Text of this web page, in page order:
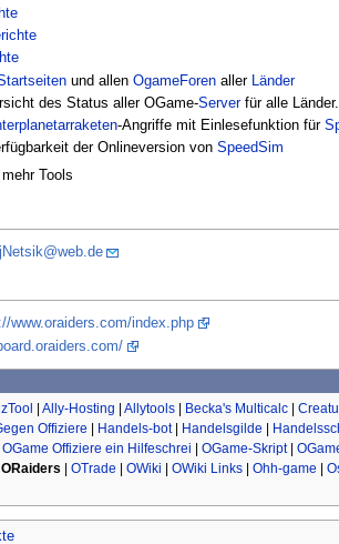
und allen OgameForenaller
Länder
des Status aller OGame-Serverfür alle Länder.
-Angriffe mit Einlesefunktion für
der Onlineversion von SpeedSim
Tools
www.oraiders.com/index.php
| Ally-Hosting | Allytools| Becka's Multicalc|
Offiziere | Handels-bot| Handelsgilde |
OGame Offiziere ein Hilfeschrei |OGame-Skript|
ORaiders | OTrade | OWiki | OWiki Links| Ohh-game |